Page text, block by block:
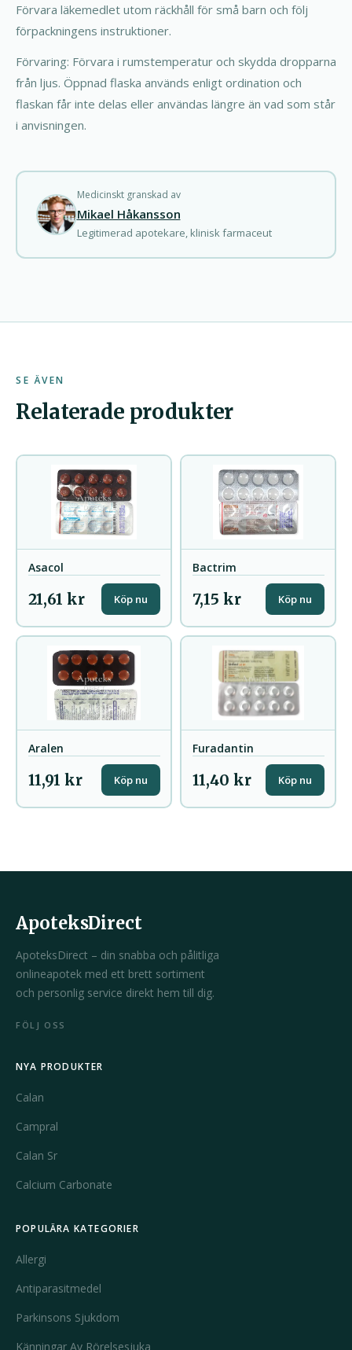
Förvara läkemedlet utom räckhåll för små barn och följ
förpackningens instruktioner.
Förvaring: Förvara i rumstemperatur och skydda dropparna
från ljus. Öppnad flaska används enligt ordination och
flaskan får inte delas eller användas längre än vad som står
i anvisningen.
Medicinskt granskad av
Mikael Håkansson
Legitimerad apotekare, klinisk farmaceut
SE ÄVEN
Relaterade produkter
Asacol
21,61 kr Köp nu
Bactrim
7,15 kr Köp nu
Aralen
11,91 kr Köp nu
Furadantin
11,40 kr Köp nu
ApoteksDirect
ApoteksDirect – din snabba och pålitliga
onlineapotek med ett brett sortiment
och personlig service direkt hem till dig.
FÖLJ OSS
NYA PRODUKTER
Calan
Campral
Calan Sr
Calcium Carbonate
POPULÄRA KATEGORIER
Allergi
Antiparasitmedel
Parkinsons Sjukdom
Känningar Av Rörelsesjuka